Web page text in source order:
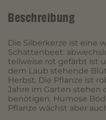
Beschreibung
Die Silberkerze ist eine
Schattenbeet:
teilweise rot gefärbt ist
dem Laub stehende
Herbst. Die Pflanze ist
Jahre im Garten stehen
benötigen. Humose
Pflanze wächst aber